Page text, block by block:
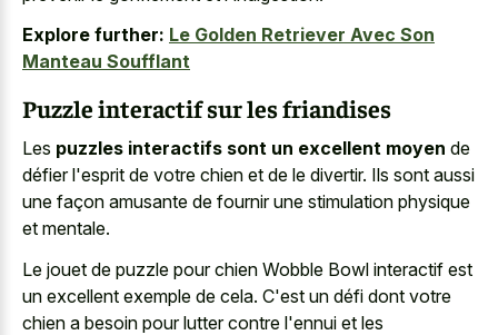
Explore further: Le Golden Retriever Avec Son
Manteau Soufflant
Puzzle interactif sur les friandises
Les puzzles interactifs sont un excellent moyen de
défier l'esprit de votre chien et de le divertir. Ils sont aussi
une façon amusante de fournir une stimulation physique
et mentale.
Le jouet de puzzle pour chien Wobble Bowl interactif est
un excellent exemple de cela. C'est un défi dont votre
chien a besoin pour lutter contre l'ennui et les